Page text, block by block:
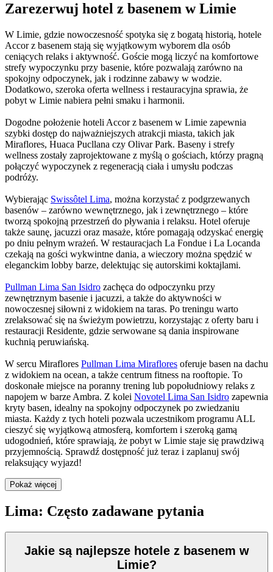
Zarezerwuj hotel z basenem w Limie
W Limie, gdzie nowoczesność spotyka się z bogatą historią, hotele
Accor z basenem stają się wyjątkowym wyborem dla osób
ceniących relaks i aktywność. Goście mogą liczyć na komfortowe
strefy wypoczynku przy basenie, które pozwalają zarówno na
spokojny odpoczynek, jak i rodzinne zabawy w wodzie.
Dodatkowo, szeroka oferta wellness i restauracyjna sprawia, że
pobyt w Limie nabiera pełni smaku i harmonii.
Dogodne położenie hoteli Accor z basenem w Limie zapewnia
szybki dostęp do najważniejszych atrakcji miasta, takich jak
Miraflores, Huaca Pucllana czy Olivar Park. Baseny i strefy
wellness zostały zaprojektowane z myślą o gościach, którzy pragną
połączyć wypoczynek z regeneracją ciała i umysłu podczas
podróży.
Wybierając Swissôtel Lima, można korzystać z podgrzewanych
basenów – zarówno wewnętrznego, jak i zewnętrznego – które
tworzą spokojną przestrzeń do pływania i relaksu. Hotel oferuje
także saunę, jacuzzi oraz masaże, które pomagają odzyskać energię
po dniu pełnym wrażeń. W restauracjach La Fondue i La Locanda
czekają na gości wykwintne dania, a wieczory można spędzić w
eleganckim lobby barze, delektując się autorskimi koktajlami.
Pullman Lima San Isidro zachęca do odpoczynku przy
zewnętrznym basenie i jacuzzi, a także do aktywności w
nowoczesnej siłowni z widokiem na taras. Po treningu warto
zrelaksować się na świeżym powietrzu, korzystając z oferty baru i
restauracji Residente, gdzie serwowane są dania inspirowane
kuchnią peruwiańską.
W sercu Miraflores Pullman Lima Miraflores oferuje basen na dachu
z widokiem na ocean, a także centrum fitness na rooftopie. To
doskonałe miejsce na poranny trening lub popołudniowy relaks z
napojem w barze Ambra. Z kolei Novotel Lima San Isidro zapewnia
kryty basen, idealny na spokojny odpoczynek po zwiedzaniu
miasta. Każdy z tych hoteli pozwala uczestnikom programu ALL
cieszyć się wyjątkową atmosferą, komfortem i szeroką gamą
udogodnień, które sprawiają, że pobyt w Limie staje się prawdziwą
przyjemnością. Sprawdź dostępność już teraz i zaplanuj swój
relaksujący wyjazd!
Pokaż więcej
Lima: Często zadawane pytania
Jakie są najlepsze hotele z basenem w
Limie?